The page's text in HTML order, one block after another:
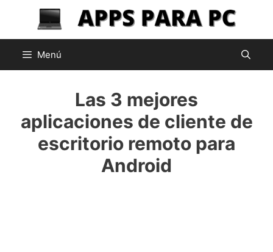
contenido
Menú
Las 3 mejores
aplicaciones de cliente de
escritorio remoto para
Android